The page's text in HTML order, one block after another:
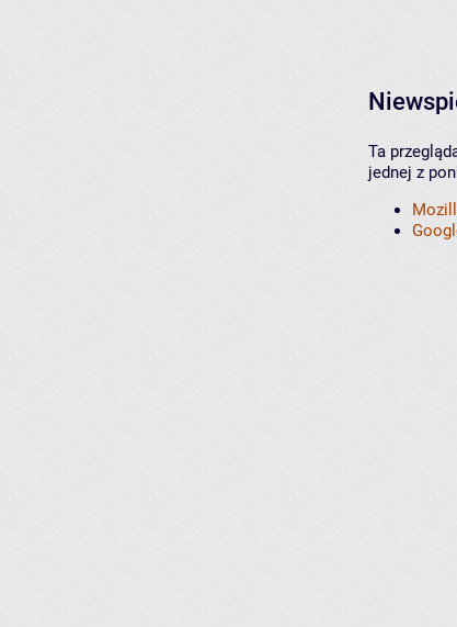
Ta
jednej z